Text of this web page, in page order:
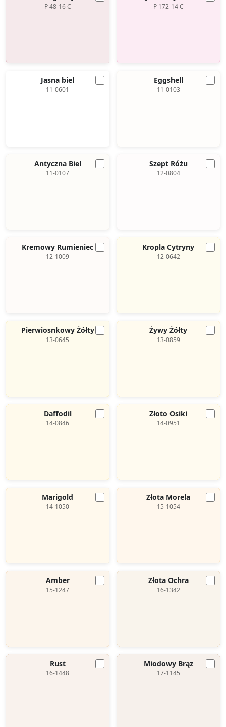
P 48-16 C P 172-14 C
Jasna biel
11-0601
Eggshell
11-0103
Antyczna Biel
11-0107
Szept Różu
12-0804
Kremowy Rumieniec
12-1009
Kropla Cytryny
12-0642
Pierwiosnkowy Żółty
13-0645
Żywy Żółty
13-0859
Daffodil
14-0846
Złoto Osiki
14-0951
Marigold
14-1050
Złota Morela
15-1054
Amber
15-1247
Złota Ochra
16-1342
Rust
16-1448
Miodowy Brąz
17-1145